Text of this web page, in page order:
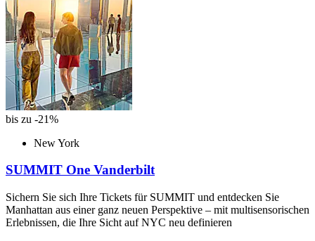
bis zu -21%
New York
SUMMIT One Vanderbilt
Sichern Sie sich Ihre Tickets für SUMMIT und entdecken Sie
Manhattan aus einer ganz neuen Perspektive – mit multisensorischen
Erlebnissen, die Ihre Sicht auf NYC neu definieren